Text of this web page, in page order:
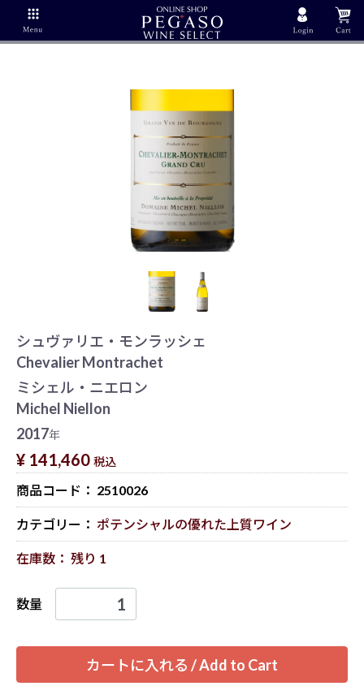
シュヴァリエ・モンラッシェ
Chevalier Montrachet
ミシェル・ニエロン
Michel Niellon
2017年
¥ 141,460 税込
商品コード： 2510026
カテゴリー： ポテンシャルの優れた上質ワイン
在庫数： 残り 1
数量
カートに入れる / Add to Cart